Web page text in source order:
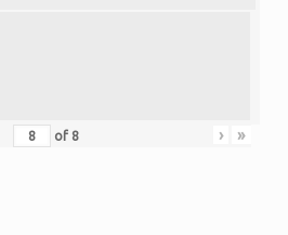
of 8 › »